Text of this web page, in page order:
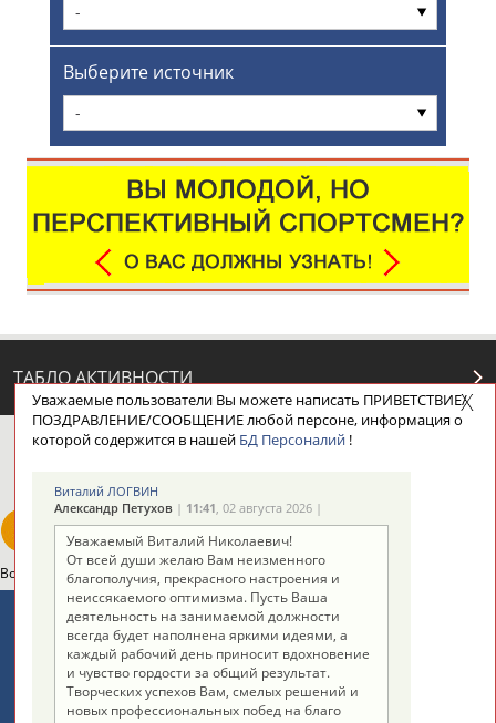
-
Выберите источник
-
ТАБЛО АКТИВНОСТИ
ЦЕЛИ ПРОЕКТА НАШИ КНОПКИ
Вопросы сотрудничества и совместной деятельности
Стадион, 1998-2026
Адресов в новостной рассылке: 996
Подпишись
Уважаемые пользователи Вы можете написать ПРИВЕТСТВИЕ/
ПОЗДРАВЛЕНИЕ/СООБЩЕНИЕ любой персоне, информация о
которой содержится в нашей БД Персоналий!
Виталий ЛОГВИН
Александр Петухов| 11:41, 02 августа 2026 |
Уважаемый Виталий Николаевич!
От всей души желаю Вам неизменного
благополучия, прекрасного настроения и
неиссякаемого оптимизма. Пусть Ваша
деятельность на занимаемой должности
всегда будет наполнена яркими идеями, а
каждый рабочий день приносит вдохновение
и чувство гордости за общий результат.
Творческих успехов Вам, смелых решений и
новых профессиональных побед на благо